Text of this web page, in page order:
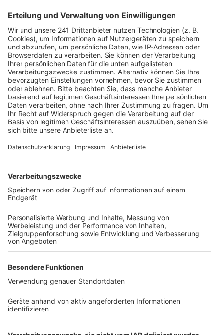
Was sich für deutsche Geheimdienste ändern
müsste
Anzeige
Der Wunsch nach Veränderung wird immer lauter,
indirekt auch vom NRW-Innenminister Reul nun. Doch
was müsste sich denn konkret ändern, dass deutsche
Geheimdienste genauso erfolgreich ermitteln können
wie CIA, MI6, Mossad & Co.? Nehmen wir mal allein die
umstrittene Vorratsdatenspeicherung. In Deutschland
werden - aus Datenschutzgründen. Das erschwert den
Ermittlern natürlich die Arbeit. Sicherheitsexperte
Günter Heiß bemängelt: "Häufig kommt es darauf an,
wer mit wem telefoniert, wer welche Seiten
aufgerufen hat. So kann ein Netzwerk festgestellt
werden. Aber eine solche Netzwerkforschung geht
ohne Vorratsdatenspeicherung überhaupt nicht." Die
Forderung, die auch Reul unterstützt lautet
deutschen Geheimdiensten gesetzlich mehr
Befugnisse einräumt. Ob das passiert, bleibt vorerst
fraglich.
Autor: Thorsten Ortmann